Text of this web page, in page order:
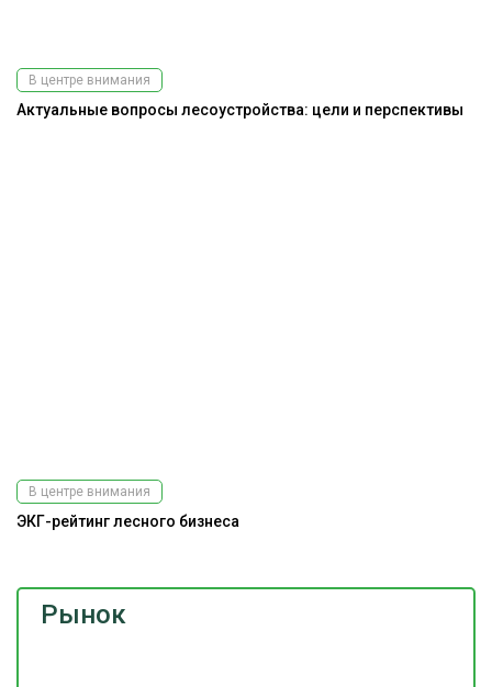
Рынок
В центре внимания
Актуальные вопросы лесоустройства: цели и перспективы
В центре внимания
ЭКГ-рейтинг лесного бизнеса